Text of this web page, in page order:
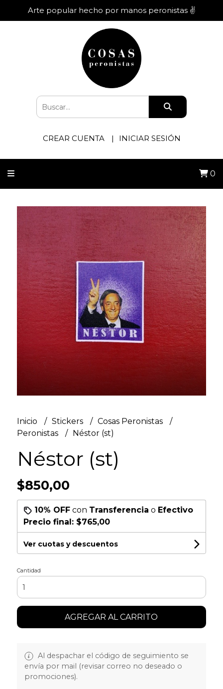
Arte popular hecho por manos peronistas ✌️
CREAR CUENTA INICIAR SESIÓN
0
Inicio Stickers
Cosas Peronistas
Peronistas
Néstor (st)
Néstor (st)
$850,00
10% OFFcon Transferencia o Efectivo
Precio final: $765,00
Ver cuotas y descuentos
Cantidad
AGREGAR AL CARRITO
Al despachar el código de seguimiento se
envía por mail (revisar correo no deseado o
promociones).